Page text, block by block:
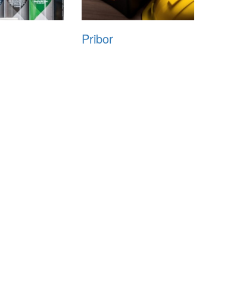
Pribor